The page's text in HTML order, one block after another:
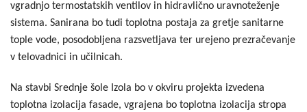
vgradnjo termostatskih ventilov in hidravlično uravnoteženje
sistema. Sanirana bo tudi toplotna postaja za gretje sanitarne
tople vode, posodobljena razsvetljava ter urejeno prezračevanje
v telovadnici in učilnicah.
Na stavbi Srednje šole Izola bo v okviru projekta izvedena
toplotna izolacija fasade, vgrajena bo toplotna izolacija stropa